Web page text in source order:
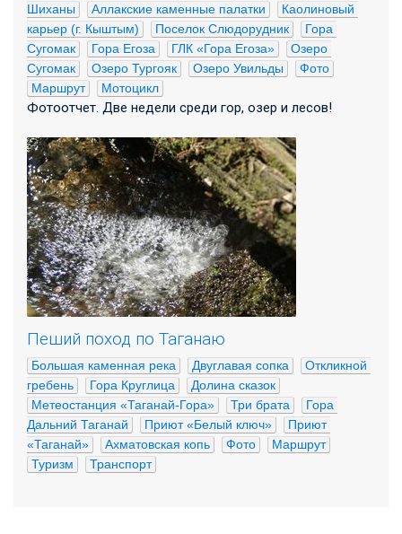
Шиханы
Аллакские каменные палатки
Каолиновый
карьер (г. Кыштым)
Поселок Слюдорудник
Гора
Сугомак
Гора Егоза ГЛК «Гора Егоза»
Озеро
Сугомак
Озеро Тургояк Озеро Увильды
Фото
Маршрут
Мотоцикл
Фотоотчет. Две недели среди гор, озер и лесов!
Пеший поход по Таганаю
Большая каменная река Двуглавая сопка
Откликной
гребень
Гора Круглица
Долина сказок
Метеостанция «Таганай-Гора»
Три брата
Гора
Дальний Таганай
Приют «Белый ключ»
Приют
«Таганай»
Ахматовская копь Фото
Маршрут
Туризм
Транспорт